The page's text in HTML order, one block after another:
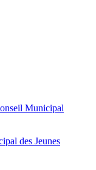
Municipal
des Jeunes